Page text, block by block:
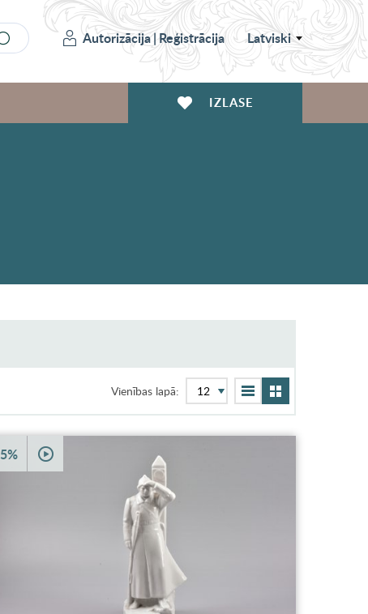
Autorizācija|Reģistrācija Latviski
IZLASE
Vienības lapā:
5%